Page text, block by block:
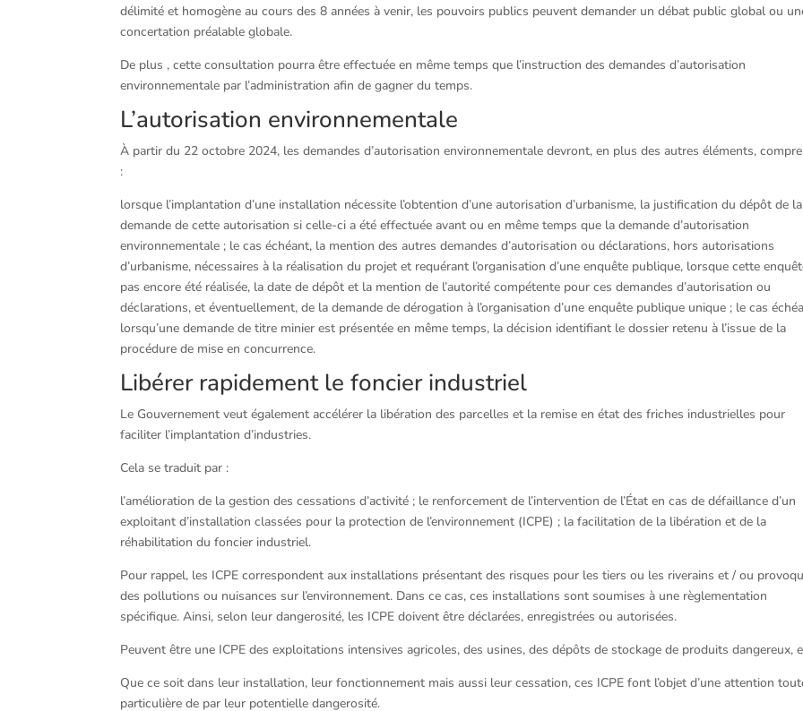
délimité et homogène au cours des 8 années à venir, les pouvoirs publics peuvent demander un débat public global ou
concertation préalable globale.
De plus , cette consultation pourra être effectuée en même temps que l’instruction des demandes d’autorisation
environnementale par l’administration afin de gagner du temps.
L’autorisation environnementale
À partir du 22 octobre 2024, les demandes d’autorisation environnementale devront, en plus des autres éléments,
:
lorsque l’implantation d’une installation nécessite l’obtention d’une autorisation d’urbanisme, la justification du dépôt de la
demande de cette autorisation si celle-ci a été effectuée avant ou en même temps que la demande d’autorisation
environnementale ; le cas échéant, la mention des autres demandes d’autorisation ou déclarations, hors autorisations
d’urbanisme, nécessaires à la réalisation du projet et requérant l’organisation d’une enquête publique, lorsque cette
pas encore été réalisée, la date de dépôt et la mention de l’autorité compétente pour ces demandes d’autorisation ou
déclarations, et éventuellement, de la demande de dérogation à l’organisation d’une enquête publique unique ; le cas
lorsqu’une demande de titre minier est présentée en même temps, la décision identifiant le dossier retenu à l’issue de la
procédure de mise en concurrence.
Libérer rapidement le foncier industriel
Le Gouvernement veut également accélérer la libération des parcelles et la remise en état des friches industrielles pour
faciliter l’implantation d’industries.
Cela se traduit par :
l’amélioration de la gestion des cessations d’activité ; le renforcement de l’intervention de l’État en cas de défaillance d’un
exploitant d’installation classées pour la protection de l’environnement (ICPE) ; la facilitation de la libération et de la
réhabilitation du foncier industriel.
Pour rappel, les ICPE correspondent aux installations présentant des risques pour les tiers ou les riverains et / ou
des pollutions ou nuisances sur l’environnement. Dans ce cas, ces installations sont soumises à une règlementation
spécifique. Ainsi, selon leur dangerosité, les ICPE doivent être déclarées, enregistrées ou autorisées.
Peuvent être une ICPE des exploitations intensives agricoles, des usines, des dépôts de stockage de produits dangereux,
Que ce soit dans leur installation, leur fonctionnement mais aussi leur cessation, ces ICPE font l’objet d’une attention
particulière de par leur potentielle dangerosité.